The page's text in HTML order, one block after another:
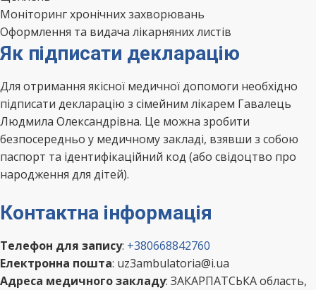
Моніторинг хронічних захворювань
Оформлення та видача лікарняних листів
Як підписати декларацію
Для отримання якісної медичної допомоги необхідно
підписати декларацію з сімейним лікарем Гавалець
Людмила Олександрівна. Це можна зробити
безпосередньо у медичному закладі, взявши з собою
паспорт та ідентифікаційний код (або свідоцтво про
народження для дітей).
Контактна інформація
Телефон для запису: +380668842760
Електронна пошта: uz3ambulatoria@i.ua
Адреса медичного закладу: ЗАКАРПАТСЬКА область,